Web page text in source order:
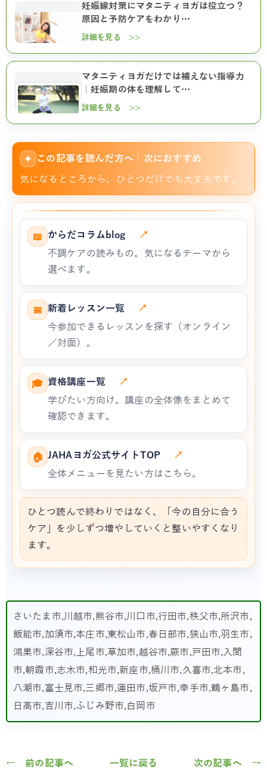
妊娠線対策にマタニティヨガは役立つ？
原因と予防ケアをわかり…
詳細を見る >>
マタニティヨガだけでは補えない指導力
｜妊娠期の体を理解して…
詳細を見る >>
✦ この記事を読んだ方へ｜次におすすめ
気になるところから、ひとつだけでも大丈夫です。
📖 からだコラムblog
↗
不調ケアの読みもの。気になるテーマから
選べます。
📅 新着レッスン一覧
↗
今参加できるレッスンを探す（オンライン
／対面）。
🎓 資格講座一覧
↗
学びたい方向け。講座の全体像をまとめて
確認できます。
🏠 JAHAヨガ公式サイトTOP
↗
全体メニューを見たい方はこちら。
ひとつ読んで終わりではなく、「今の自分に合う
ケア」を少しずつ増やしていくと整いやすくなり
ます。
さいたま市,川越市,熊谷市,川口市,行田市,秩父市,所沢市,
飯能市,加須市,本庄市,東松山市,春日部市,狭山市,羽生市,
鴻巣市,深谷市,上尾市,草加市,越谷市,蕨市,戸田市,入間
市,朝霞市,志木市,和光市,新座市,桶川市,久喜市,北本市,
八潮市,富士見市,三郷市,蓮田市,坂戸市,幸手市,鶴ヶ島市,
日高市,吉川市,ふじみ野市,白岡市
← 前の記事へ 一覧に戻る 次の記事へ →